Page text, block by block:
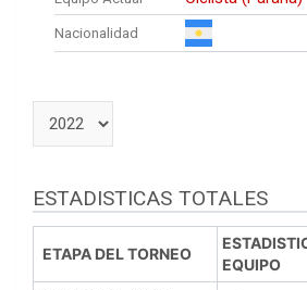
Nacionalidad
ESTADISTICAS TOTALES
ETAPA DEL TORNEO
EQUIPO